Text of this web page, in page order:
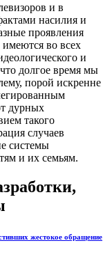
и в
насилия и
проявления
во всех
и
долгое время мы
порой искренне
дурных
такого
случаев
системы
и их семьям.
жестокое обращение